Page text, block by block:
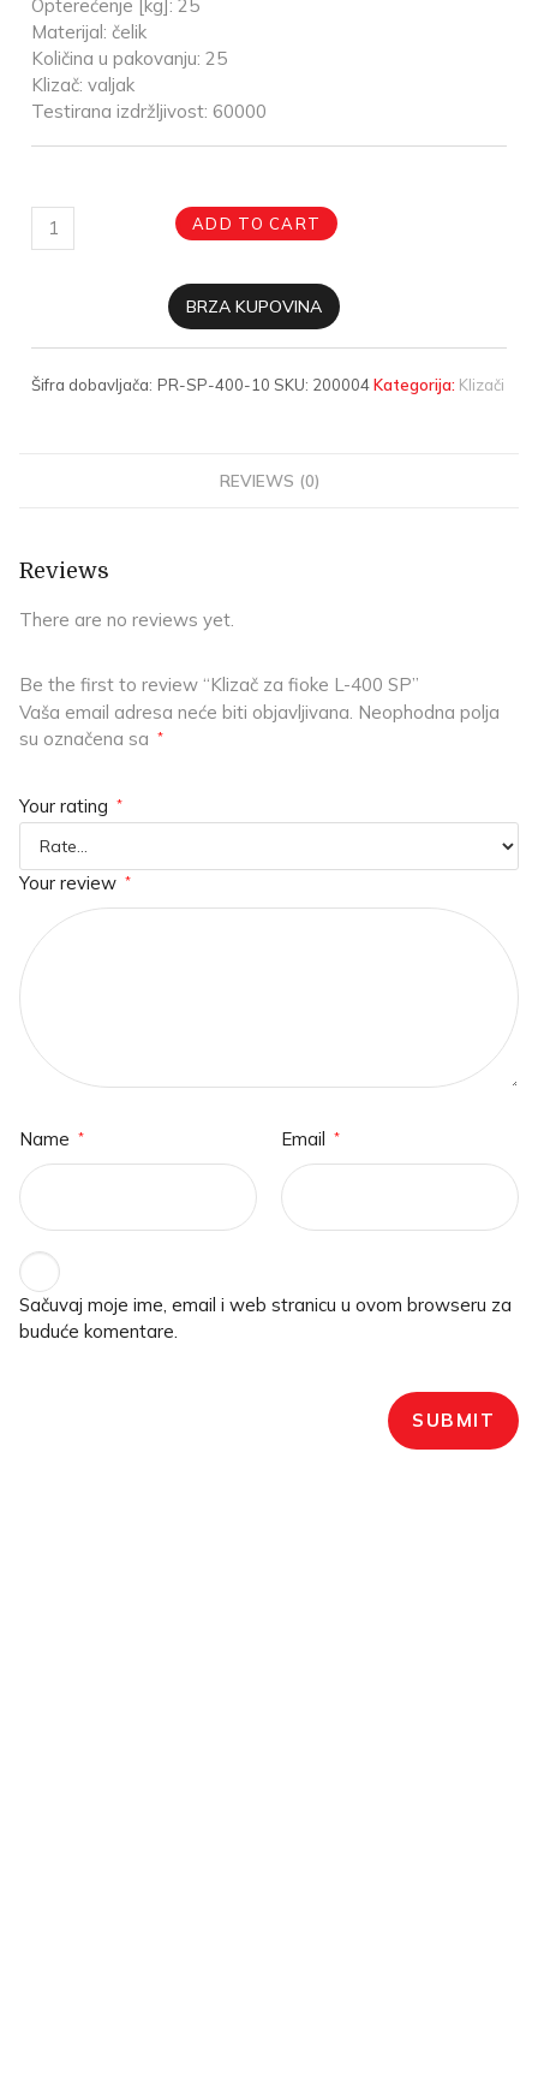
Opterećenje [kg]: 25
Materijal: čelik
Količina u pakovanju: 25
Klizač: valjak
Testirana izdržljivost: 60000
ADD TO CART
BRZA KUPOVINA
Šifra dobavljača: PR-SP-400-10 SKU: 200004Kategorija: Klizači
REVIEWS (0)
Reviews
There are no reviews yet.
Be the first to review “Klizač za fioke L-400 SP”
Vaša email adresa neće biti objavljivana. Neophodna polja
su označena sa
*
Your rating *
Your review *
Name * Email *
Sačuvaj moje ime, email i web stranicu u ovom browseru za
buduće komentare.